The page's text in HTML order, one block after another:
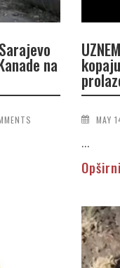
na
MAY
...